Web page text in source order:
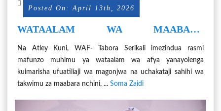
Posted On: April 13th, 2026
WATAALAM WA MAABARA
SAHIHI ILI KULINDA TAIFA DHIDI YA
MARADHI
Na Atley Kuni, WAF- Tabora Serikali imezindua rasmi
mafunzo muhimu ya wataalam wa afya yanayolenga
kuimarisha ufuatiliaji wa magonjwa na uchakataji sahihi wa
takwimu za maabara nchini, ... Soma Zaidi